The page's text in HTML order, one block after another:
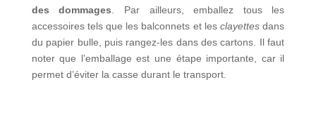
des dommages . Par ailleurs, emballez tous les
accessoires tels que les balconnets et lesclayettes dans
du papier bulle, puis rangez-les dans des cartons. Il faut
noter que l’emballage est une étape importante, car il
permet d’éviter la casse durant le transport.